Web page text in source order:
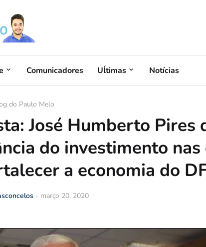
Comunicadores Uĺtimas Notícias
do Paulo Melo
José Humberto Pires
do investimento
a economia do
- março 20, 2020